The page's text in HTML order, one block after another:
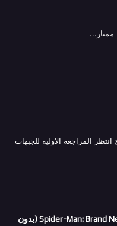
المراجعة الاولية للجبهات
مراجعة فلم Spider-Man: Brand New Day (بدون